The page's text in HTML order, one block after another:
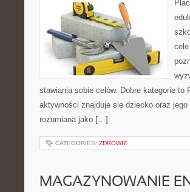
stawiania sobie celów. Dobre kategorie to
aktywności znajduje się dziecko oraz
rozumiana jako […]
CATEGORIES: ZDROWIE
MAGAZYNOWANIE